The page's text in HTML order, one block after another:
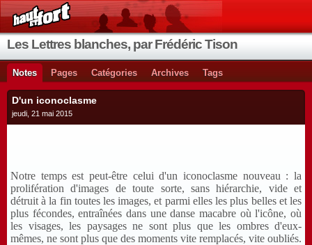
Les Lettres blanches, par Frédéric Tison
Notes Pages Catégories Archives Tags
D'un iconoclasme
jeudi, 21 mai 2015
Notre temps est peut-être celui d'un iconoclasme nouveau : la
prolifération d'images de toute sorte, sans hiérarchie, vide et
détruit à la fin toutes les images, et parmi elles les plus belles et les
plus fécondes, entraînées dans une danse macabre où l'icône, où
les visages, les paysages ne sont plus que les ombres d'eux-
mêmes, ne sont plus que des moments vite remplacés, vite oubliés.